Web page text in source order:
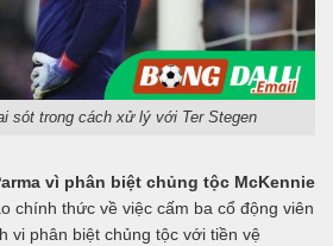
sót trong cách xử lý với Ter Stegen
vì phân biệt chủng tộc McKennie
chính thức về việc cấm ba cổ động viên
vi phân biệt chủng tộc với tiền vệ